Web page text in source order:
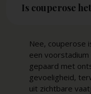
Is couperose
Nee, couperose
een voorstadium
gepaard met
gevoeligheid,
uit zichtbare